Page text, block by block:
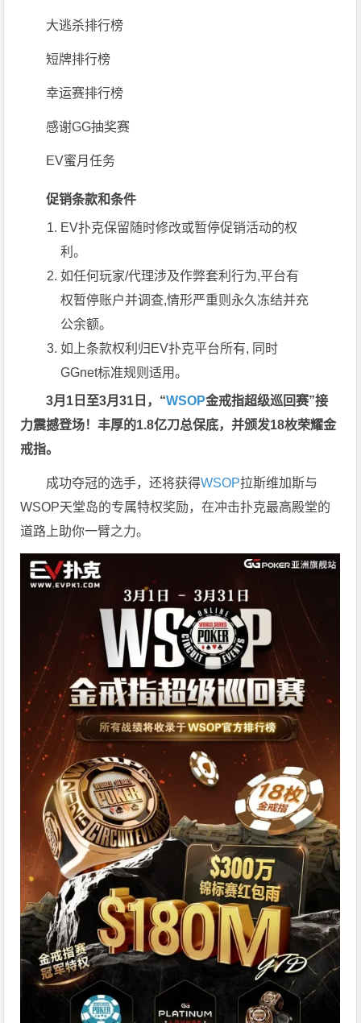
大逃杀排行榜
短牌排行榜
幸运赛排行榜
感谢GG抽奖赛
EV蜜月任务
促销条款和条件
EV扑克保留随时修改或暂停促销活动的权
利。
如任何玩家/代理涉及作弊套利行为,平台有
权暂停账户并调查,情形严重则永久冻结并充
公余额。
如上条款权利归EV扑克平台所有, 同时
GGnet标准规则适用。
3月1日至3月31日，“WSOP金戒指超级巡回赛”接
力震撼登场！丰厚的1.8亿刀总保底，并颁发18枚荣耀金
戒指。
成功夺冠的选手，还将获得WSOP拉斯维加斯与
WSOP天堂岛的专属特权奖励，在冲击扑克最高殿堂的
道路上助你一臂之力。